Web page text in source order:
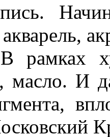
рамках
масло. И